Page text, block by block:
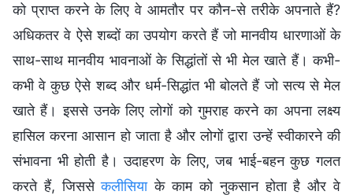
को प्राप्त करने के लिए वे आमतौर पर कौन-से तरीके अपनाते हैं?
अधिकतर वे ऐसे शब्दों का उपयोग करते हैं जो मानवीय धारणाओं के
साथ-साथ मानवीय भावनाओं के सिद्धांतों से भी मेल खाते हैं। कभी-
कभी वे कुछ ऐसे शब्द और धर्म-सिद्धांत भी बोलते हैं जो सत्य से मेल
खाते हैं। इससे उनके लिए लोगों को गुमराह करने का अपना लक्ष्य
हासिल करना आसान हो जाता है और लोगों द्वारा उन्हें स्वीकारने की
संभावना भी होती है। उदाहरण के लिए, जब भाई-बहन कुछ गलत
करते हैं, जिससेकलीसियाके काम को नुकसान होता है और वे